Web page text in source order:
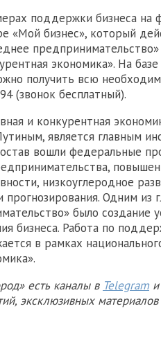
поддержки бизнеса на
«Мой бизнес», который
экономика». На
получить всю
(звонок бесплатный).
и конкурентная
является главным
вошли федеральные
низкоуглеродное
прогнозирования. Одним из
было создание
бизнеса. Работа по
в рамках
есть каналы в Telegram и
эксклюзивных